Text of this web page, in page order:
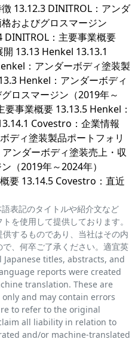
13.12.3 DINITROL：アンダ
およびグロスマージン
DINITROL：主要事業概要
13.13 Henkel 13.13.1
：アンダーボディ塗装製
Henkel：アンダーボディ
ロスマージン（2019年～
事業概要 13.13.5 Henkel：
Covestro：企業情報
ディ塗装製品ポートフォリ
ンダーボディ塗装売上・収
（2019年～2024年）
要 13.14.5 Covestro：直近
表記のタイトルや紹介文など
を使用して提供しております。
するものであり、当社はその内
、何卒ご了承ください。適宜英
Japanese titles, abstracts, and
reports were created
translation. These are
and may contain errors
to refer to the original
all liability in relation to
and/or machine-translated